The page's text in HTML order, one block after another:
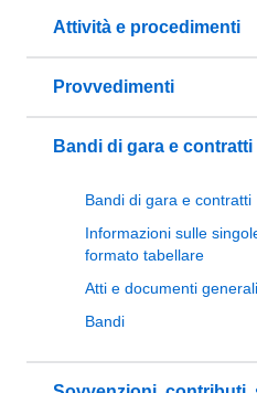
Attività e procedimenti
Provvedimenti
Bandi di gara e contratti
Bandi di gara e contratti
Informazioni sulle
formato tabellare
Atti e documenti generali
Bandi